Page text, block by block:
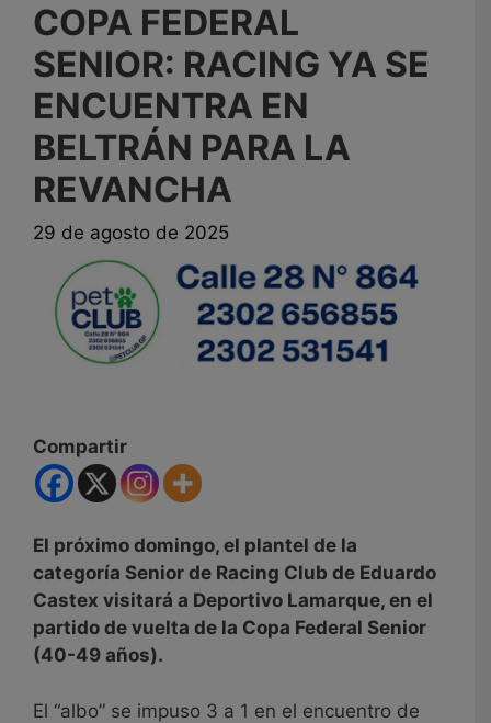
COPA FEDERAL
SENIOR: RACING YA SE
ENCUENTRA EN
BELTRÁN PARA LA
REVANCHA
29 de agosto de 2025
Compartir
El próximo domingo, el plantel de la
categoría Senior de Racing Club de Eduardo
Castex visitará a Deportivo Lamarque, en el
partido de vuelta de la Copa Federal Senior
(40-49 años).
El “albo” se impuso 3 a 1 en el encuentro de